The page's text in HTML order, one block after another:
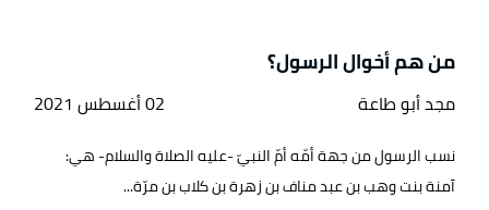
من هم أخوال الرسول؟
مجد أبو طاعة 02 أغسطس 2021
نسب الرسول من جهة أمّه أمّ النبيّ -عليه الصلاة والسلام- هي:
آمنة بنت وهب بن عبد مناف بن زهرة بن كلاب بن مرّة...